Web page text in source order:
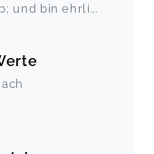
und bin ehrli ...